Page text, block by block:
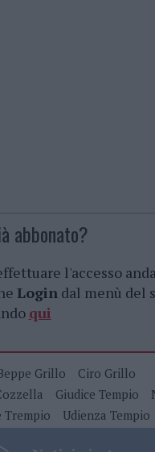
abbonato?
l'accesso
Logindal menù del
qui
Grillo
Ciro Grillo
Giudice Tempio
Trempio
Udienza Tempio